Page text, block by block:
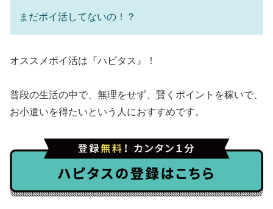
まだポイ活してないの！？
オススメポイ活は『ハピタス』！
普段の生活の中で、無理をせず、賢くポイントを稼いで、
お小遣いを得たいという人におすすめです。